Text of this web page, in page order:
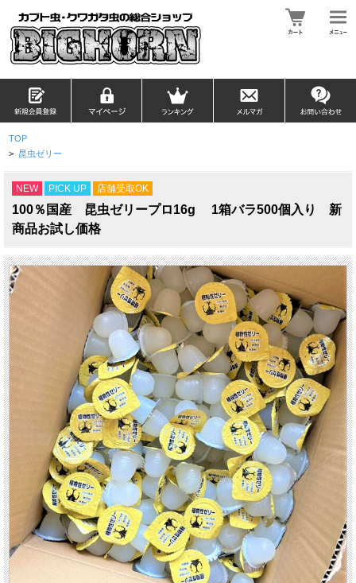
TOP
> 昆虫ゼリー
NEW PICK UP 店舗受取OK
100％国産 昆虫ゼリープロ16g 1箱バラ500個入り 新
商品お試し価格